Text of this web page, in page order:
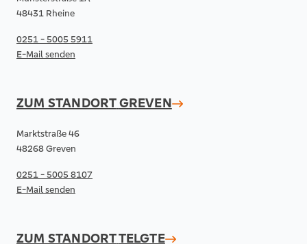
48431 Rheine
0251 - 5005 5911
E-Mail senden
ZUM STANDORTGREVEN
Marktstraße 46
48268 Greven
0251 - 5005 8107
E-Mail senden
ZUM STANDORTTELGTE